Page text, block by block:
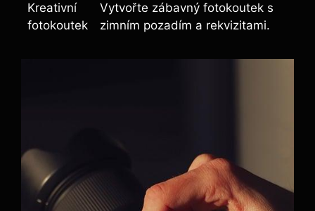
Kreativní
fotokoutek
Vytvořte zábavný fotokoutek s
zimním pozadím a rekvizitami.